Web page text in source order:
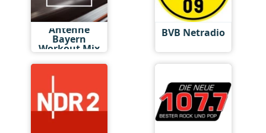
Antenne
Bayern
Workout Mix
BVB Netradio